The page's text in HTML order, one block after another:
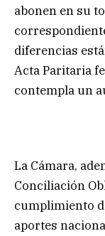
abonen en su
diferencias
Acta Paritaria
contempla un
La Cámara,
Conciliación
cumplimiento
aportes